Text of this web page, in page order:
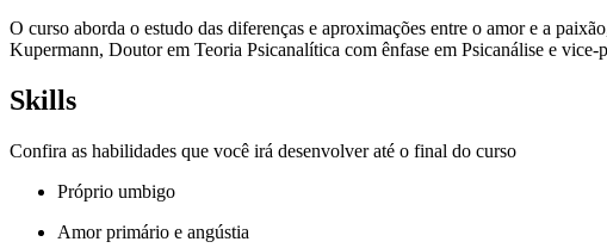
O curso aborda o estudo das diferenças e aproximações entre o amor e a
Kupermann, Doutor em Teoria Psicanalítica com ênfase em Psicanálise e
Skills
Confira as habilidades que você irá desenvolver até o final do curso
Próprio umbigo
Amor primário e angústia